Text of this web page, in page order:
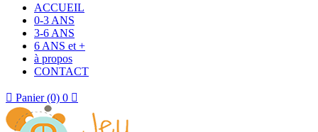
ACCUEIL
0-3 ANS
3-6 ANS
6 ANS et +
à propos
CONTACT
 Panier (0) 0 